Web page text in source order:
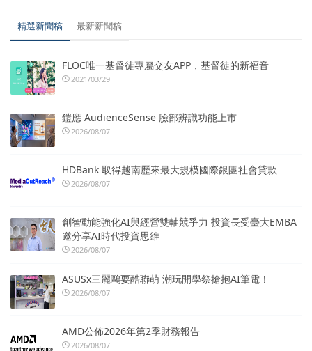
精選新聞稿 最新新聞稿
FLOC唯一基督徒專屬交友APP，基督徒的新福音
2021/03/29
鎧應 AudienceSense 臉部辨識功能上市
2026/08/07
HDBank 取得越南歷來最大規模國際銀團社會貸款
2026/08/07
創智動能強化AI與經營雙軸競爭力 投資長受臺大EMBA
邀分享AI時代投資思維
2026/08/07
ASUSx三麗鷗耍酷聯萌 潮玩開學祭搶抱AI筆電！
2026/08/07
AMD公佈2026年第2季財務報告
2026/08/07